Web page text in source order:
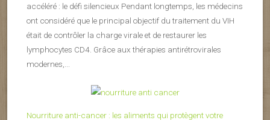
accéléré : le défi silencieux Pendant longtemps, les médecins
ont considéré que le principal objectif du traitement du VIH
était de contrôler la charge virale et de restaurer les
lymphocytes CD4. Grâce aux thérapies antirétrovirales
modernes,...
Nourriture anti-cancer : les aliments qui protègent votre